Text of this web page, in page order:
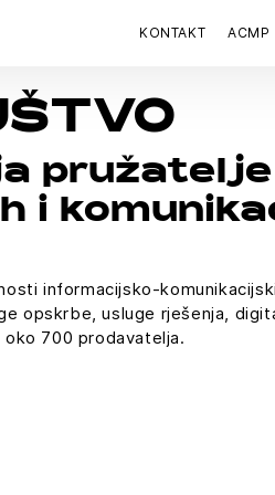
KONTAKT ACMP
i
informacijsko-
opskrbe, usluge rješenja,
700 prodavatelja.